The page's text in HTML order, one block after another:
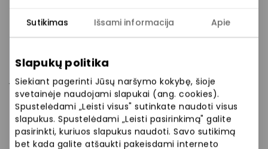
Sutikimas Išsami informacija Apie
Slapukų politika
Siekiant pagerinti Jūsų naršymo kokybę, šioje
svetainėje naudojami slapukai (ang. cookies).
Spustelėdami „Leisti visus" sutinkate naudoti visus
slapukus. Spustelėdami „Leisti pasirinkimą" galite
pasirinkti, kuriuos slapukus naudoti. Savo sutikimą
bet kada galite atšaukti pakeisdami interneto
Nuo klasikinių apvalių rėmelių iki ekstravagantiškai
daugiaspalvių kojų – visos kolekcijos kuriamos tiek
kurie ne tik matys geriau, bet ir pasakys daugiau apie
jus.
Rask savo itališką akcentą – rinkis ZANZARA
Eyewear.